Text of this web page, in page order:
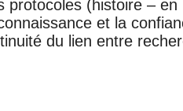
protocoles (histoire –
et la
du lien entre